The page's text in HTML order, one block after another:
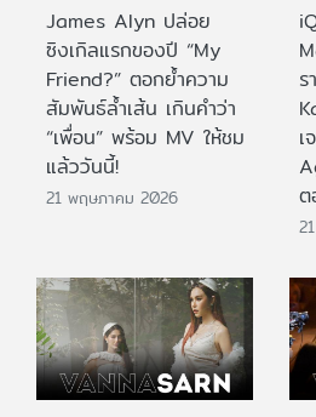
James Alyn ปล่อย
ซิงเกิลแรกของปี “My
Friend?” ตอกย้ำความ
สัมพันธ์ล้ำเส้น เกินคำว่า
“เพื่อน” พร้อม MV ให้ชม
แล้ววันนี้!
21 พฤษภาคม 2026
ต